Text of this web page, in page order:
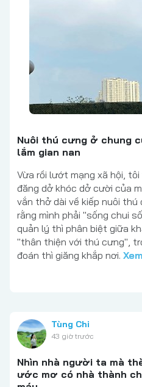
Nuôi thú cưng ở chung
lắm gian nan
Vừa rồi lướt mạng xã hội,
đăng dở khóc dở cười của
vắn thở dài về kiếp nuôi thú
rằng mình phải "sống chui
quản lý thì phân biệt giữa
"thân thiện với thú cưng",
đoán thì giăng khắp nơi.
Tùng Chi
43 giờ trước
Nhìn nhà người ta mà
ước mơ có nhà thành